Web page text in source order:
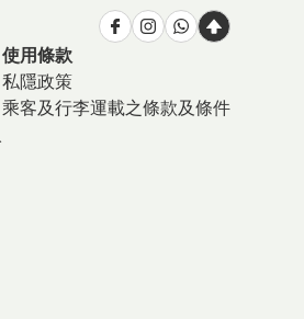
使用條款
私隱政策
乘客及行李運載之條款及條件